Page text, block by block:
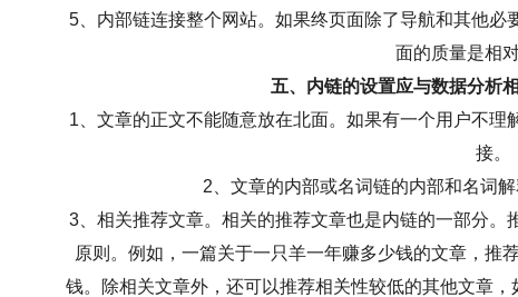
5、内部链连接整个网站。如果终页面除了导航和其他
面的质量是相
五、内链的设置应与数据分析
1、文章的正文不能随意放在北面。如果有一个用户不
接。
2、文章的内部或名词链的内部和名词
3、相关推荐文章。相关的推荐文章也是内链的一部分
原则。例如，一篇关于一只羊一年赚多少钱的文章，推
钱。除相关文章外，还可以推荐相关性较低的其他文章